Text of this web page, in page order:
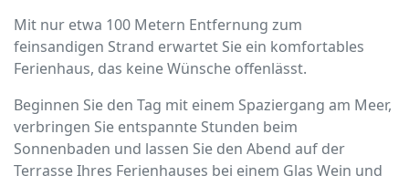
Mit nur etwa 100 Metern Entfernung zum
feinsandigen Strand erwartet Sie ein komfortables
Ferienhaus, das keine Wünsche offenlässt.
Beginnen Sie den Tag mit einem Spaziergang am Meer,
verbringen Sie entspannte Stunden beim
Sonnenbaden und lassen Sie den Abend auf der
Terrasse Ihres Ferienhauses bei einem Glas Wein und